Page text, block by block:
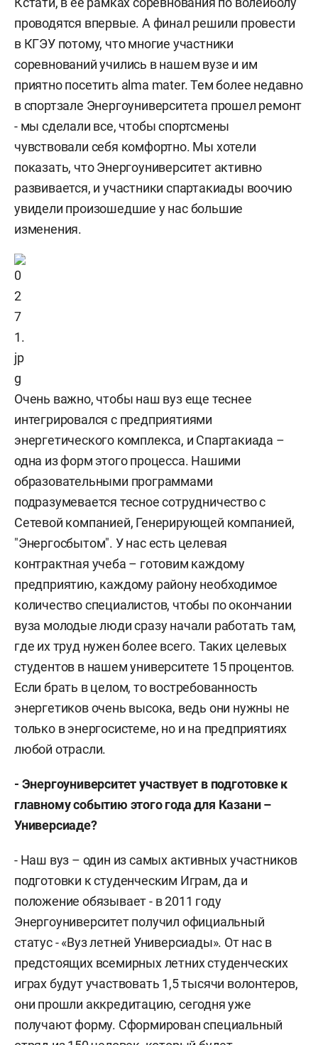
проводятся впервые. А финал решили провести
в КГЭУ потому, что многие участники
соревнований учились в нашем вузе и им
приятно посетить alma mater. Тем более недавно
в спортзале Энергоуниверситета прошел ремонт
- мы сделали все, чтобы спортсмены
чувствовали себя комфортно. Мы хотели
показать, что Энергоуниверситет активно
развивается, и участники спартакиады воочию
увидели произошедшие у нас большие
изменения.
Очень важно, чтобы наш вуз еще теснее
интегрировался с предприятиями
энергетического комплекса, и Спартакиада –
одна из форм этого процесса. Нашими
образовательными программами
подразумевается тесное сотрудничество с
Сетевой компанией, Генерирующей компанией,
"Энергосбытом". У нас есть целевая
контрактная учеба – готовим каждому
предприятию, каждому району необходимое
количество специалистов, чтобы по окончании
вуза молодые люди сразу начали работать там,
где их труд нужен более всего. Таких целевых
студентов в нашем университете 15 процентов.
Если брать в целом, то востребованность
энергетиков очень высока, ведь они нужны не
только в энергосистеме, но и на предприятиях
любой отрасли.
- Энергоуниверситет участвует в подготовке к
главному событию этого года для Казани –
Универсиаде?
- Наш вуз – один из самых активных участников
подготовки к студенческим Играм, да и
положение обязывает - в 2011 году
Энергоуниверситет получил официальный
статус - «Вуз летней Универсиады». От нас в
предстоящих всемирных летних студенческих
играх будут участвовать 1,5 тысячи волонтеров,
они прошли аккредитацию, сегодня уже
получают форму. Сформирован специальный